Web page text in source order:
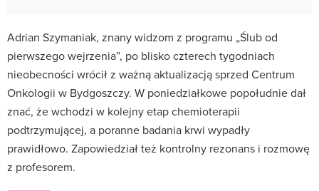
Adrian Szymaniak, znany widzom z programu „Ślub od
pierwszego wejrzenia”, po blisko czterech tygodniach
nieobecności wrócił z ważną aktualizacją sprzed Centrum
Onkologii w Bydgoszczy. W poniedziałkowe popołudnie dał
znać, że wchodzi w kolejny etap chemioterapii
podtrzymującej, a poranne badania krwi wypadły
prawidłowo. Zapowiedział też kontrolny rezonans i rozmowę
z profesorem.